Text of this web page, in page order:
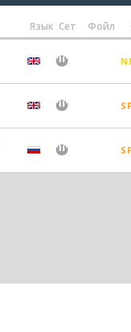
Язык Сет Фойл